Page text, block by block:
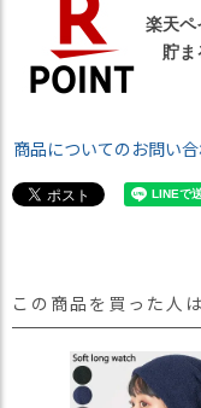
商品についてのお問い
この商品を買った人